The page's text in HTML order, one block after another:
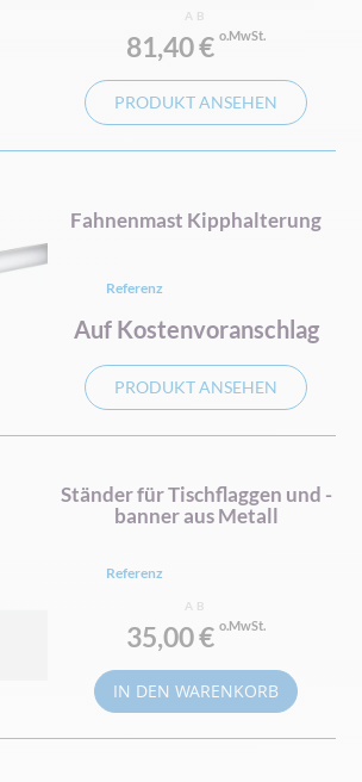
AB
81,40 €
PRODUKT ANSEHEN
Fahnenmast Kipphalterung
Referenz
Auf Kostenvoranschlag
PRODUKT ANSEHEN
Ständer für Tischflaggen und -
banner aus Metall
Referenz
AB
35,00 €
IN DEN WARENKORB